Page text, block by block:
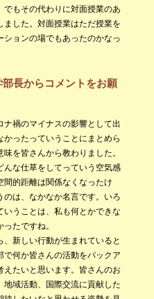
でもその代わりに対面授業のあ
ました。対面授業はただ授業を
ョンの場でもあったのかなっ
長からコメントをお願
禍のマイナスの影響として出
ったっていうことにまとめら
を皆さんから教わりました。
んな仕草をしてっていう空気感
的距離は関係なくなったけ
のは、なかなか名言です。いろ
いうことは、私も何とかできな
たですね。
新しい行動が生まれていると
何か皆さんの活動をバックア
えたいと思います。皆さんのお
域活動、国際交流に貢献した